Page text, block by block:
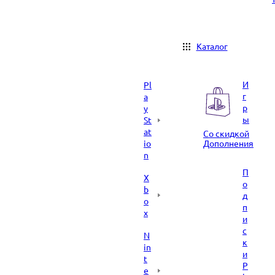
Каталог
Pl
a
y
St
at
io
n
X
b
o
x
N
in
t
e
И
г
р
ы
Со скидкой
Дополнения
П
о
д
п
и
с
к
и
P